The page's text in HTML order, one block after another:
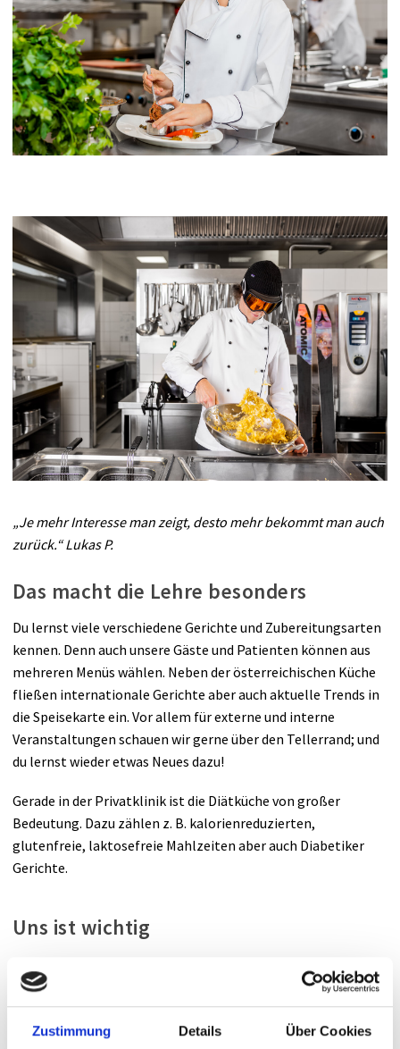
Zustimmung Details Über Cookies
„Je mehr Interesse man zeigt, desto mehr bekommt man auch
zurück.“ Lukas P.
Das macht die Lehre besonders
Du lernst viele verschiedene Gerichte und Zubereitungsarten
kennen. Denn auch unsere Gäste und Patienten können aus
mehreren Menüs wählen. Neben der österreichischen Küche
fließen internationale Gerichte aber auch aktuelle Trends in
die Speisekarte ein. Vor allem für externe und interne
Veranstaltungen schauen wir gerne über den Tellerrand; und
du lernst wieder etwas Neues dazu!
Gerade in der Privatklinik ist die Diätküche von großer
Bedeutung. Dazu zählen z. B. kalorienreduzierten,
glutenfreie, laktosefreie Mahlzeiten aber auch Diabetiker
Gerichte.
Uns ist wichtig
Das Arbeiten soll auch Spaß machen
Ein gutes Miteinander – jeder Einzelne trägt seinen Teil